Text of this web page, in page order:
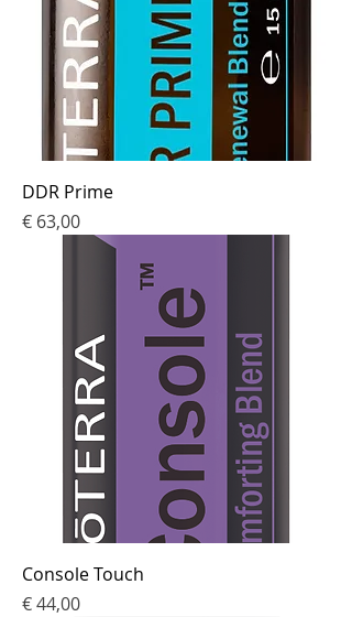
DDR Prime
Prijs
€ 63,00
Console Touch
Prijs
€ 44,00